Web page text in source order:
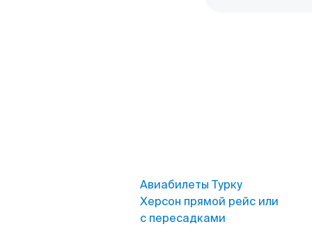
Авиабилеты Турку
Херсон прямой рейс или
с пересадками